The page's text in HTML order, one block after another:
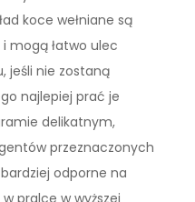
koce wełniane są
mogą łatwo ulec
jeśli nie zostaną
najlepiej prać je
delikatnym,
przeznaczonych
odporne na